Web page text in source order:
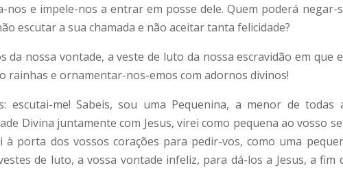
nos e impele-nos a entrar em posse dele. Quem poderá negar-
escutar a sua chamada e não aceitar tanta felicidade?
da nossa vontade, a veste de luto da nossa escravidão em que
rainhas e ornamentar-nos-emos com adornos divinos!
me! Sabeis, sou uma Pequenina, a menor de todas
Divina juntamente com Jesus, virei como pequena ao vosso
porta dos vossos corações para pedir-vos, como uma
de luto, a vossa vontade infeliz, para dá-los a Jesus, a fim